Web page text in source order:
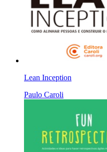
Lean Inception
Paulo Caroli